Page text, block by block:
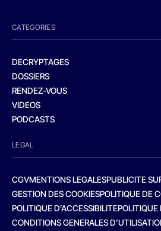
CATEGORIES
DECRYPTAGES
DOSSIERS
RENDEZ-VOUS
VIDEOS
PODCASTS
LEGAL
CGVMENTIONS LEGALESPUBLICITE
GESTION DES COOKIESPOLITIQUE DE
POLITIQUE D’ACCESSIBILITEPOLITIQUE
CONDITIONS GENERALES